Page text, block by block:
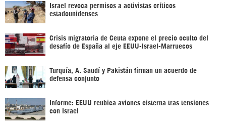
Israel revoca permisos a activistas críticos
estadounidenses
Crisis migratoria de Ceuta expone el precio oculto del
desafío de España al eje EEUU-Israel-Marruecos
Turquía, A. Saudí y Pakistán firman un acuerdo de
defensa conjunto
Informe: EEUU reubica aviones cisterna tras tensiones
con Israel